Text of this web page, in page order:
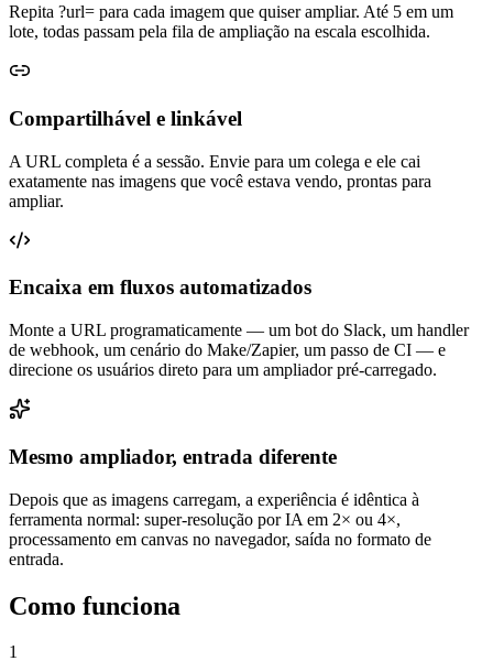
Repita ?url= para cada imagem que quiser ampliar. Até 5 em um
lote, todas passam pela fila de ampliação na escala escolhida.
Compartilhável e linkável
A URL completa é a sessão. Envie para um colega e ele cai
exatamente nas imagens que você estava vendo, prontas para
ampliar.
Encaixa em fluxos automatizados
Monte a URL programaticamente — um bot do Slack, um handler
de webhook, um cenário do Make/Zapier, um passo de CI — e
direcione os usuários direto para um ampliador pré-carregado.
Mesmo ampliador, entrada diferente
Depois que as imagens carregam, a experiência é idêntica à
ferramenta normal: super-resolução por IA em 2× ou 4×,
processamento em canvas no navegador, saída no formato de
entrada.
Como funciona
1